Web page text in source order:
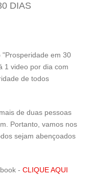
DIAS
em 30
1 video por dia com
de todos
de duas pessoas
Portanto, vamos nos
sejam abençoados
- CLIQUE AQUI